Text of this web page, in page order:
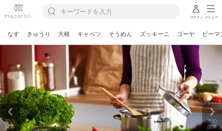
ログイン メニュー
なす きゅうり 大根 キャベツ そうめん ズッキーニ ゴーヤ ピーマ
前の
記事
次の
記事